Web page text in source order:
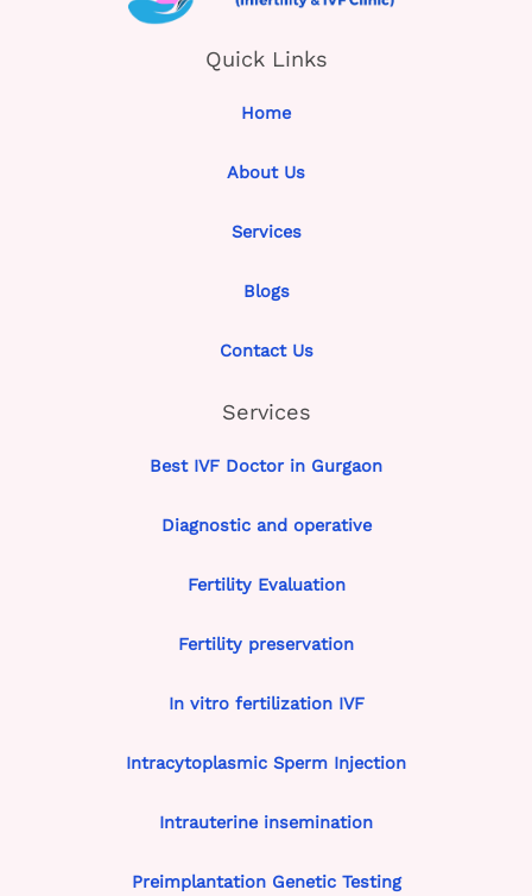
Quick Links
Home
About Us
Services
Blogs
Contact Us
Services
Best IVF Doctor in Gurgaon
Diagnostic and operative
Fertility Evaluation
Fertility preservation
In vitro fertilization IVF
Intracytoplasmic Sperm Injection
Intrauterine insemination
Preimplantation Genetic Testing